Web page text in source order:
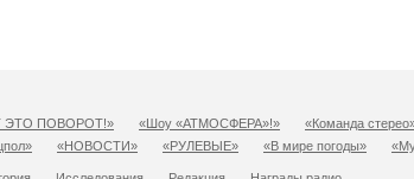
ЭТО ПОВОРОТ!» «Шоу «АТМОСФЕРА»!» «Команда
«НОВОСТИ» «РУЛЕВЫЕ» «В мире погоды»